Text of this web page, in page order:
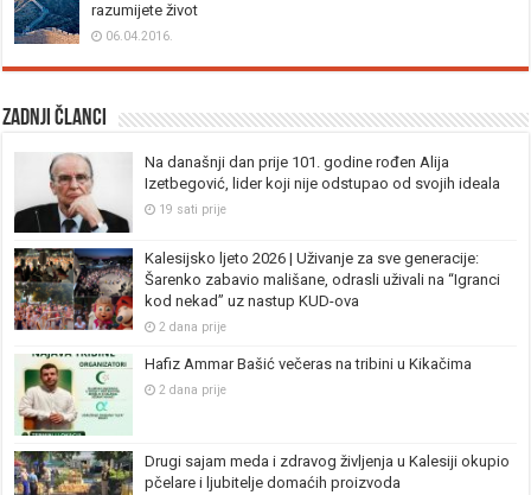
razumijete život
06.04.2016.
Zadnji članci
Na današnji dan prije 101. godine rođen Alija
Izetbegović, lider koji nije odstupao od svojih ideala
19 sati prije
Kalesijsko ljeto 2026 | Uživanje za sve generacije:
Šarenko zabavio mališane, odrasli uživali na “Igranci
kod nekad” uz nastup KUD-ova
2 dana prije
Hafiz Ammar Bašić večeras na tribini u Kikačima
2 dana prije
Drugi sajam meda i zdravog življenja u Kalesiji okupio
pčelare i ljubitelje domaćih proizvoda